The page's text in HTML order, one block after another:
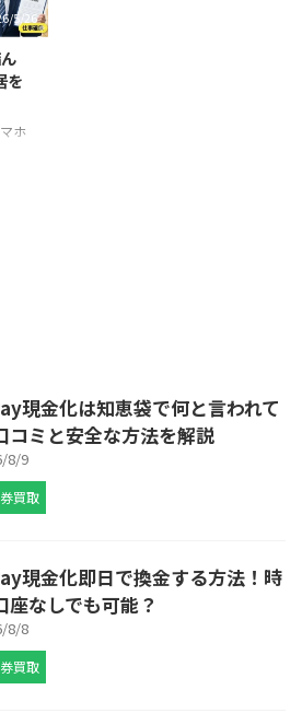
5/26
を
ホ
門
す。
と
況
な ...
現金化は知恵袋で何と言われて
コミと安全な方法を解説
8/9
買取
現金化即日で換金する方法！時
座なしでも可能？
8/8
買取